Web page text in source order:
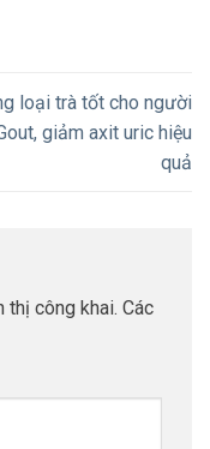
loại trà tốt cho người
giảm axit uric hiệu
quả
thị công khai. Các